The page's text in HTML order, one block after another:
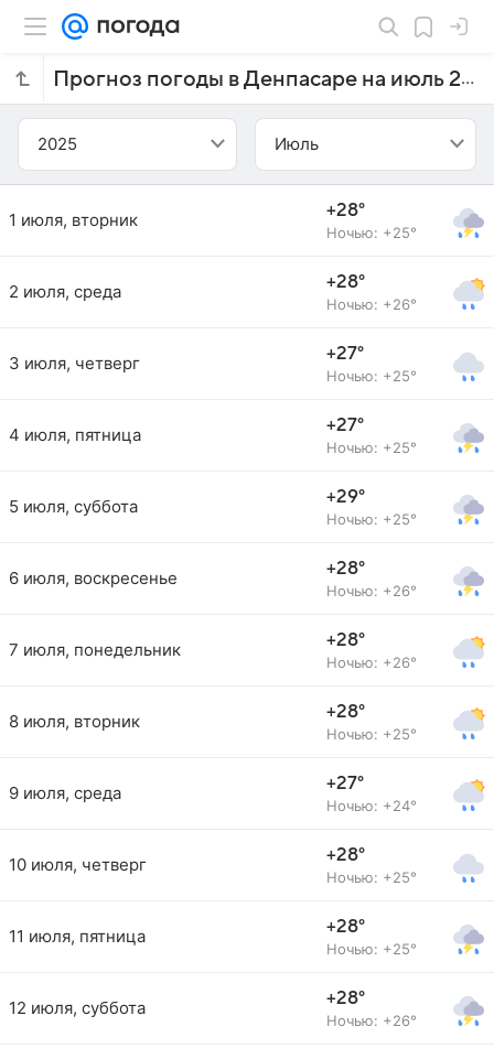
Прогноз погоды в Денпасаре на июль 2025 года
2025 Июль
1 июля, вторник +28°
Ночью: +25°
2 июля, среда +28°
Ночью: +26°
3 июля, четверг +27°
Ночью: +25°
4 июля, пятница +27°
Ночью: +25°
5 июля, суббота +29°
Ночью: +25°
6 июля, воскресенье +28°
Ночью: +26°
7 июля, понедельник +28°
Ночью: +26°
8 июля, вторник +28°
Ночью: +25°
9 июля, среда +27°
Ночью: +24°
10 июля, четверг +28°
Ночью: +25°
11 июля, пятница +28°
Ночью: +25°
12 июля, суббота +28°
Ночью: +26°